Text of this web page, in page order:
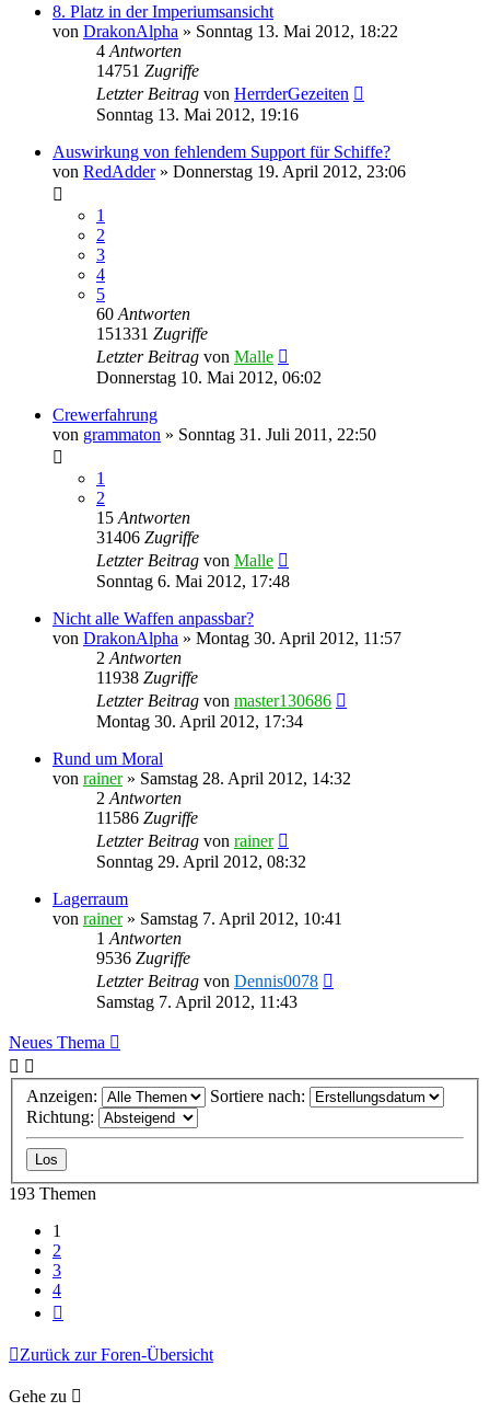
8. Platz in der Imperiumsansicht
von DrakonAlpha » Sonntag 13. Mai 2012, 18:22
4 Antworten
14751 Zugriffe
Letzter Beitrag von HerrderGezeiten
Sonntag 13. Mai 2012, 19:16
Auswirkung von fehlendem Support für Schiffe?
von RedAdder» Donnerstag 19. April 2012, 23:06
1
2
3
4
5
60 Antworten
151331 Zugriffe
Letzter Beitrag von Malle
Donnerstag 10. Mai 2012, 06:02
Crewerfahrung
von grammaton » Sonntag 31. Juli 2011, 22:50
1
2
15 Antworten
31406 Zugriffe
Letzter Beitrag von Malle
Sonntag 6. Mai 2012, 17:48
Nicht alle Waffen anpassbar?
von DrakonAlpha » Montag 30. April 2012, 11:57
2 Antworten
11938 Zugriffe
Letzter Beitrag von master130686
Montag 30. April 2012, 17:34
Rund um Moral
von rainer» Samstag 28. April 2012, 14:32
2 Antworten
11586 Zugriffe
Letzter Beitrag von rainer
Sonntag 29. April 2012, 08:32
Lagerraum
von rainer» Samstag 7. April 2012, 10:41
1 Antworten
9536 Zugriffe
Letzter Beitrag von Dennis0078
Samstag 7. April 2012, 11:43
Neues Thema
Anzeigen:
Sortiere nach:
Richtung:
193 Themen
1
2
3
4
Zurück zur Foren-Übersicht
Gehe zu